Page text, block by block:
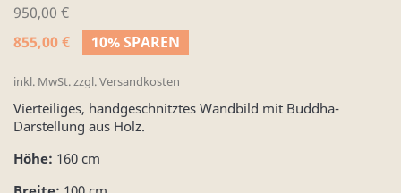
950,00 €
855,00 €
10% SPAREN
inkl. MwSt. zzgl. Versandkosten
Vierteiliges, handgeschnitztes Wandbild mit Buddha-
Darstellung aus Holz.
Höhe: 160 cm